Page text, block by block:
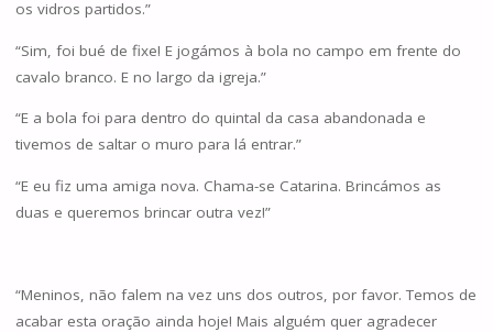
os vidros partidos.”
“Sim, foi bué de fixe! E jogámos à bola no campo em frente do
cavalo branco. E no largo da igreja.”
“E a bola foi para dentro do quintal da casa abandonada e
tivemos de saltar o muro para lá entrar.”
“E eu fiz uma amiga nova. Chama-se Catarina. Brincámos as
duas e queremos brincar outra vez!”
“Meninos, não falem na vez uns dos outros, por favor. Temos de
acabar esta oração ainda hoje! Mais alguém quer agradecer